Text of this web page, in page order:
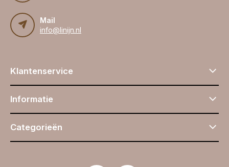
Mail
info@linijn.nl
Klantenservice
Informatie
Categorieën